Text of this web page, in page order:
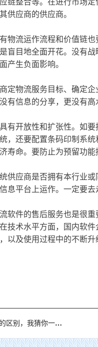
链整合等。在进行市场
供应商的供应商。
流运作流程和价值链也
盲目地全面开花。没有
产生负面影响。
物流服务目标、确定企
有信息的分享，更没有高
开放性和扩张性。如要
，还要配置条码印制系
寿命。要防止为预留功
应商是否拥有本行业或
息平台上运作。一定要去
件的售后服务也是很重
技术水平方面，国内软
以及使用过程中的不断
，我猜你一定不知道！